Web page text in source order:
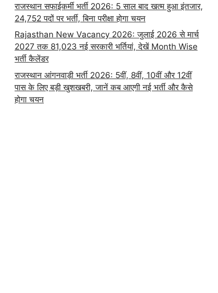
राजस्थान सफाईकर्मी भर्ती 2026: 5 साल बाद खत्म हुआ इंतजार,
24,752 पदों पर भर्ती, बिना परीक्षा होगा चयन
Rajasthan New Vacancy 2026: जुलाई 2026 से मार्च
2027 तक 81,023 नई सरकारी भर्तियां, देखें Month Wise
भर्ती कैलेंडर
राजस्थान आंगनवाड़ी भर्ती 2026: 5वीं, 8वीं, 10वीं और 12वीं
पास के लिए बड़ी खुशखबरी, जानें कब आएगी नई भर्ती और कैसे
होगा चयन